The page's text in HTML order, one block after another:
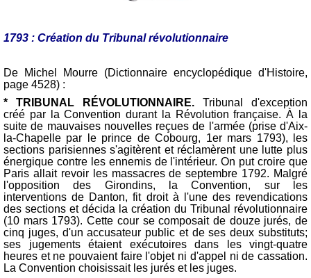
1793 : Création du Tribunal révolutionnaire
De Michel Mourre (Dictionnaire encyclopédique d'Histoire,
page 4528) :
* TRIBUNAL RÉVOLUTIONNAIRE. Tribunal d'exception
créé par la Convention durant la Révolution française. À la
suite de mauvaises nouvelles reçues de l'armée (prise d'Aix-
la-Chapelle par le prince de Cobourg, 1er mars 1793), les
sections parisiennes s'agitèrent et réclamèrent une lutte plus
énergique contre les ennemis de l'intérieur. On put croire que
Paris allait revoir les massacres de septembre 1792. Malgré
l'opposition des Girondins, la Convention, sur les
interventions de Danton, fit droit à l'une des revendications
des sections et décida la création du Tribunal révolutionnaire
(10 mars 1793). Cette cour se composait de douze jurés, de
cinq juges, d'un accusateur public et de ses deux substituts;
ses jugements étaient exécutoires dans les vingt-quatre
heures et ne pouvaient faire l'objet ni d'appel ni de cassation.
La Convention choisissait les jurés et les juges.